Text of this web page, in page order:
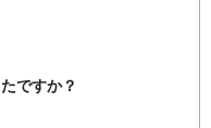
ですか？